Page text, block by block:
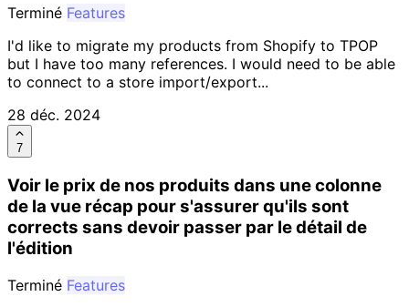
Terminé Features
I'd like to migrate my products from Shopify to TPOP
but I have too many references. I would need to be able
to connect to a store import/export...
28 déc. 2024
7
Voir le prix de nos produits dans une colonne
de la vue récap pour s'assurer qu'ils sont
corrects sans devoir passer par le détail de
l'édition
Terminé Features